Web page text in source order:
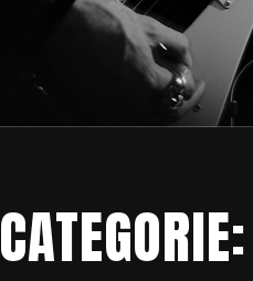
CATEGORIE: